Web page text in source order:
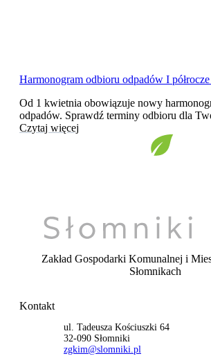
Harmonogram odbioru odpadów I
Od 1 kwietnia obowiązuje nowy
odpadów. Sprawdź terminy odbioru dla
Czytaj więcej
Zakład Gospodarki Komunalnej i
Słomnikach
Kontakt
ul. Tadeusza Kościuszki 64
32-090 Słomniki
zgkim@slomniki.pl